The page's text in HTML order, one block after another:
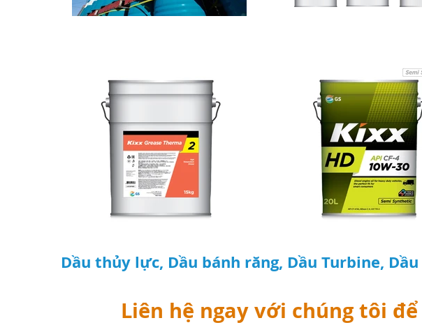
Dầu thủy lực, Dầu bánh răng, Dầu Turbine,
Liên hệ ngay với chúng tôi